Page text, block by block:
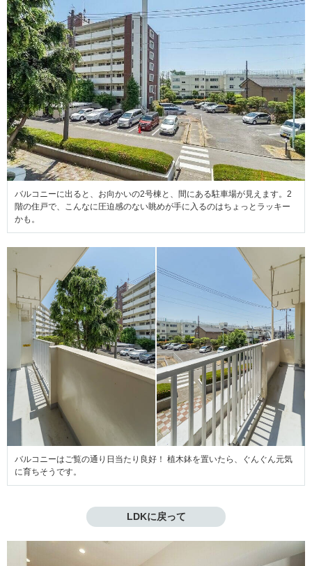
バルコニーに出ると、お向かいの2号棟と、間にある駐車場が見えます。2
階の住戸で、こんなに圧迫感のない眺めが手に入るのはちょっとラッキー
かも。
バルコニーはご覧の通り日当たり良好！ 植木鉢を置いたら、ぐんぐん元気
に育ちそうです。
LDKに戻って